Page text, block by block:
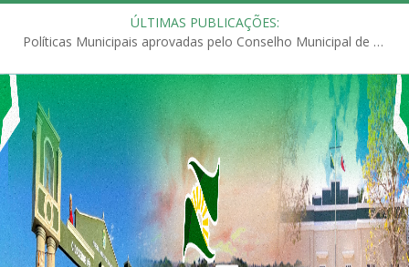
ÚLTIMAS PUBLICAÇÕES:
Políticas Municipais aprovadas pelo Conselho Municipal de Educação (CME)